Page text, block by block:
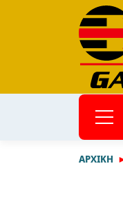
ΑΡΧΙΚΉ